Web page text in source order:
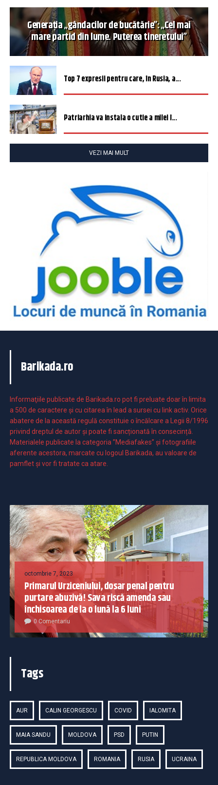
Generația „gândacilor de bucătărie”: „Cel mai
mare partid din lume. Puterea tineretului”
Top 7 expresii pentru care, în Rusia, a...
Patriarhia va instala o cutie a milei î...
VEZI MAI MULT
Barikada.ro
Informaţiile publicate de Barikada.ro pot fi preluate doar în limita
a 500 de caractere şi cu citarea în lead a sursei cu link activ. Orice
abatere de la această regulă constituie o încălcare a Legii 8/1996
privind dreptul de autor și poate fi sancționată în consecință.
Materialele publicate la categoria ”Mediafakes” și fotografiile
aferente acestora, marcate cu logoul Barikada, au valoare de
pamflet și vor fi tratate ca atare.
octombrie 7, 2023
Primarul Urziceniului, dosar penal pentru
purtare abuzivă! Sava riscă amenda sau
închisoarea de la o lună la 6 luni
0 Comentariu
Tags
AUR CALIN GEORGESCU COVID IALOMITA
MAIA SANDU MOLDOVA PSD PUTIN
REPUBLICA MOLDOVA ROMANIA RUSIA UCRAINA